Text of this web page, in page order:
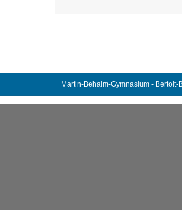
Martin-Behaim-Gymnasium -